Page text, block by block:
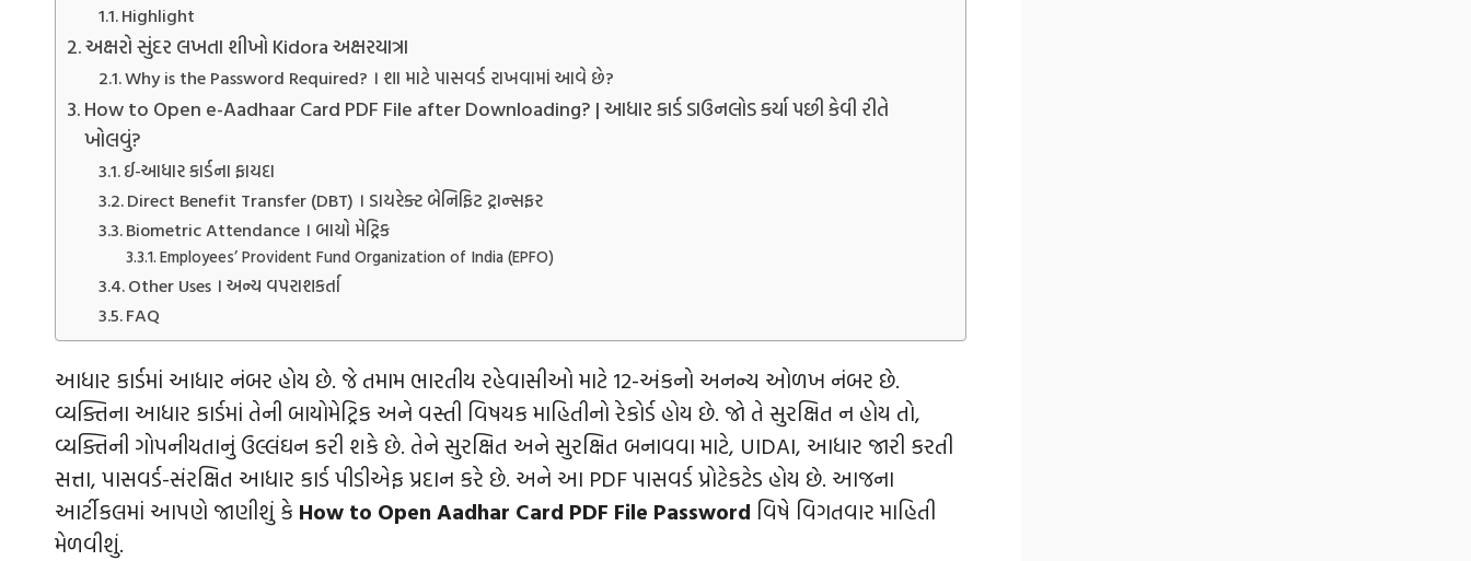
Highlight
અક્ષરો સુંદર લખતા શીખો Kidora અક્ષરયાત્રા
Why is the Password Required? । શા માટે પાસવર્ડ રાખવામાં આવે છે?
How to Open e-Aadhaar Card PDF File after Downloading? | આધાર કાર્ડ ડાઉનલોડ કર્યા પછી કેવી રીતે
ખોલવું?
ઈ-આધાર કાર્ડના ફાયદા
Direct Benefit Transfer (DBT) । ડાયરેક્ટ બેનિફિટ ટ્રાન્‍સફર
Biometric Attendance । બાયો મેટ્રિક
Employees’ Provident Fund Organization of India (EPFO)
Other Uses । અન્ય વપરાશકર્તા
FAQ
આધાર કાર્ડમાં આધાર નંબર હોય છે. જે તમામ ભારતીય રહેવાસીઓ માટે 12-અંકનો અનન્ય ઓળખ નંબર છે.
વ્યક્તિના આધાર કાર્ડમાં તેની બાયોમેટ્રિક અને વસ્તી વિષયક માહિતીનો રેકોર્ડ હોય છે. જો તે સુરક્ષિત ન હોય તો,
વ્યક્તિની ગોપનીયતાનું ઉલ્લંઘન કરી શકે છે. તેને સુરક્ષિત અને સુરક્ષિત બનાવવા માટે, UIDAI, આધાર જારી કરતી
સત્તા, પાસવર્ડ-સંરક્ષિત આધાર કાર્ડ પીડીએફ પ્રદાન કરે છે. અને આ PDF પાસવર્ડ પ્રોટેકટેડ હોય છે. આજના
આર્ટીકલમાં આપણે જાણીશું કે How to Open Aadhar Card PDF File Password વિષે વિગતવાર માહિતી
મેળવીશું.